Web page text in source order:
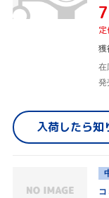
獲
在
発
入荷したら知
コ